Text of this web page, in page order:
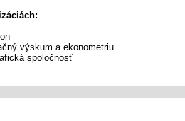
výskum a ekonometriu
spoločnosť